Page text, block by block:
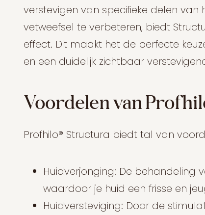
verstevigen van specifieke delen van
vetweefsel te verbeteren, biedt
effect. Dit maakt het de perfecte
en een duidelijk zichtbaar
Voordelen van
Profhilo® Structura biedt tal van
Huidverjonging: De behandeling
waardoor je huid een frisse en
Huidversteviging: Door de